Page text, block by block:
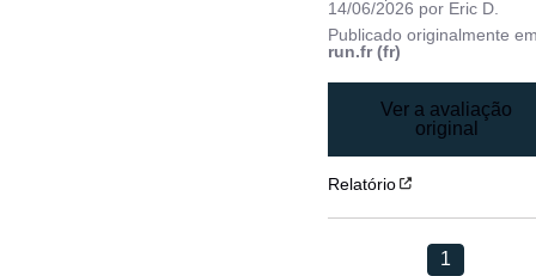
14/06/2026 por Eric D.
Publicado originalmente
run.fr (fr)
Ver a avaliação
original
Relatório
1